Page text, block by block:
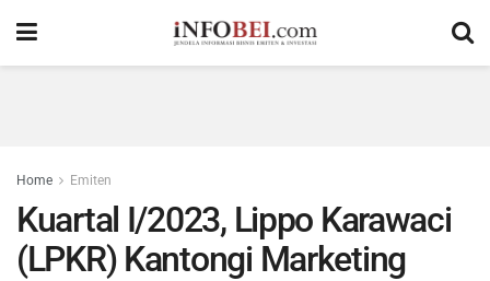
Home Emiten
Kuartal I/2023, Lippo Karawaci
(LPKR) Kantongi Marketing